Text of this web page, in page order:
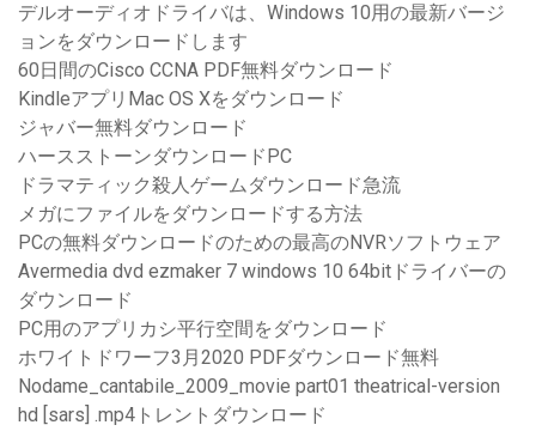
デルオーディオドライバは、Windows 10用の最新バージ
ョンをダウンロードします
60日間のCisco CCNA PDF無料ダウンロード
KindleアプリMac OS Xをダウンロード
ジャバー無料ダウンロード
ハースストーンダウンロードPC
ドラマティック殺人ゲームダウンロード急流
メガにファイルをダウンロードする方法
PCの無料ダウンロードのための最高のNVRソフトウェア
Avermedia dvd ezmaker 7 windows 10 64bitドライバーの
ダウンロード
PC用のアプリカシ平行空間をダウンロード
ホワイトドワーフ3月2020 PDFダウンロード無料
Nodame_cantabile_2009_movie part01 theatrical-version
hd [sars] .mp4トレントダウンロード